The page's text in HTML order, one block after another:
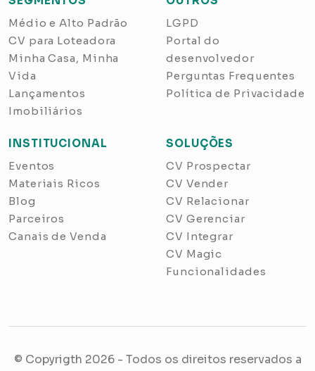
Médio e Alto Padrão
CV para Loteadora
Minha Casa, Minha
Vida
Lançamentos
Imobiliários
LGPD
Portal do
desenvolvedor
Perguntas Frequentes
Política de Privacidade
INSTITUCIONAL
Eventos
Materiais Ricos
Blog
Parceiros
Canais de Venda
SOLUÇÕES
CV Prospectar
CV Vender
CV Relacionar
CV Gerenciar
CV Integrar
CV Magic
Funcionalidades
© Copyrigth 2026- Todos os direitos reservados a